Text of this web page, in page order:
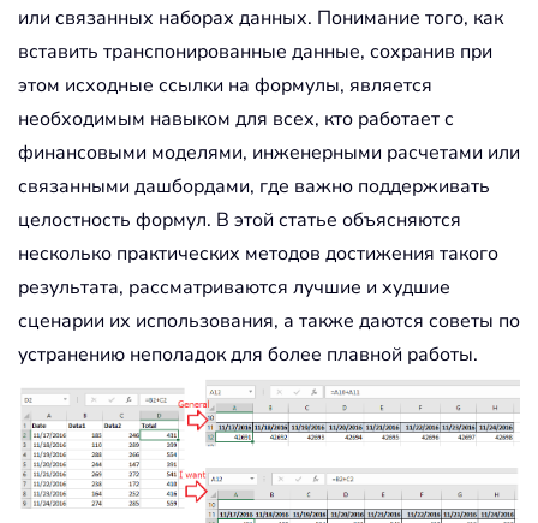
или связанных наборах данных. Понимание того, как
вставить транспонированные данные, сохранив при
этом исходные ссылки на формулы, является
необходимым навыком для всех, кто работает с
финансовыми моделями, инженерными расчетами или
связанными дашбордами, где важно поддерживать
целостность формул. В этой статье объясняются
несколько практических методов достижения такого
результата, рассматриваются лучшие и худшие
сценарии их использования, а также даются советы по
устранению неполадок для более плавной работы.